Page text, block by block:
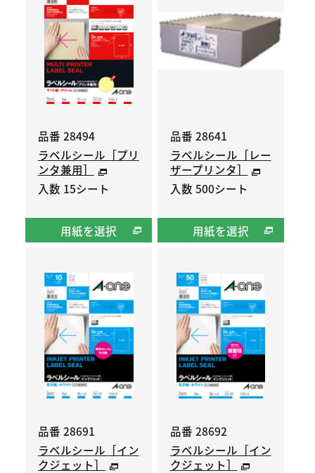
品番 28494
ラベルシール［プリ
ンタ兼用］
入数 15シート
用紙を選択
品番 28641
ラベルシール［レー
ザープリンタ］
入数 500シート
用紙を選択
品番 28691
ラベルシール［イン
クジェット］
品番 28692
ラベルシール［イン
クジェット］